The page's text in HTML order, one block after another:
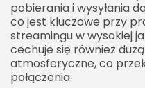
pobierania i wysyłania
co jest kluczowe przy
streamingu w wysokiej
cechuje się również
atmosferyczne, co
połączenia.